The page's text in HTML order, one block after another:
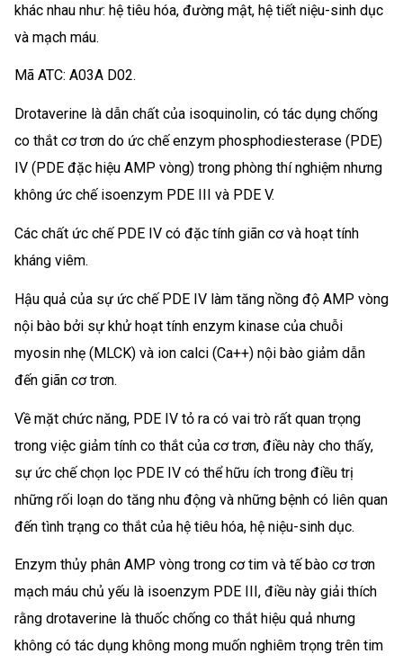
khác nhau như: hệ tiêu hóa, đường mật, hệ tiết niệu-sinh dục
và mạch máu.
Mã ATC: A03A D02.
Drotaverine là dẫn chất của isoquinolin, có tác dụng chống
co thắt cơ trơn do ức chế enzym phosphodiesterase (PDE)
IV (PDE đặc hiệu AMP vòng) trong phòng thí nghiệm nhưng
không ức chế isoenzym PDE III và PDE V.
Các chất ức chế PDE IV có đặc tính giãn cơ và hoạt tính
kháng viêm.
Hậu quả của sự ức chế PDE IV làm tăng nồng độ AMP vòng
nội bào bởi sự khử hoạt tính enzym kinase của chuỗi
myosin nhẹ (MLCK) và ion calci (Ca++) nội bào giảm dẫn
đến giãn cơ trơn.
Về mặt chức năng, PDE IV tỏ ra có vai trò rất quan trọng
trong việc giảm tính co thắt của cơ trơn, điều này cho thấy,
sự ức chế chọn lọc PDE IV có thể hữu ích trong điều trị
những rối loạn do tăng nhu động và những bệnh có liên quan
đến tình trạng co thắt của hệ tiêu hóa, hệ niệu-sinh dục.
Enzym thủy phân AMP vòng trong cơ tim và tế bào cơ trơn
mạch máu chủ yếu là isoenzym PDE III, điều này giải thích
rằng drotaverine là thuốc chống co thắt hiệu quả nhưng
không có tác dụng không mong muốn nghiêm trọng trên tim